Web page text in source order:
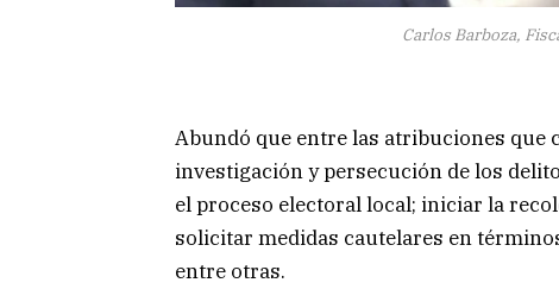
Carlos Barboza,
Abundó que entre las atribuciones que
investigación y persecución de los
el proceso electoral local; iniciar la
solicitar medidas cautelares en
entre otras.